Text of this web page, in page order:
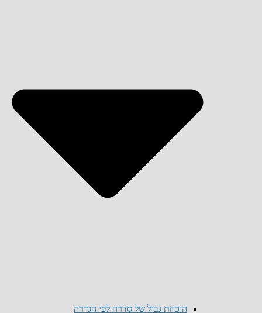
הוכחת גבול של סדרה לפי הגדרה